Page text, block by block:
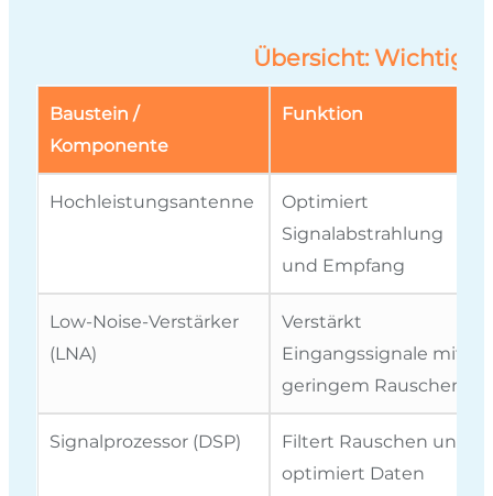
Übersicht: Wichtige
Baustein /
Komponente
Funktion
Hochleistungsantenne
Optimiert
Signalabstrahlung
und Empfang
Low-Noise-Verstärker
(LNA)
Verstärkt
Eingangssignale mit
geringem Rauschen
Signalprozessor (DSP)
Filtert Rauschen und
optimiert Daten